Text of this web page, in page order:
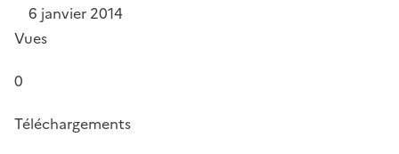
6 janvier 2014
Vues
0
Téléchargements